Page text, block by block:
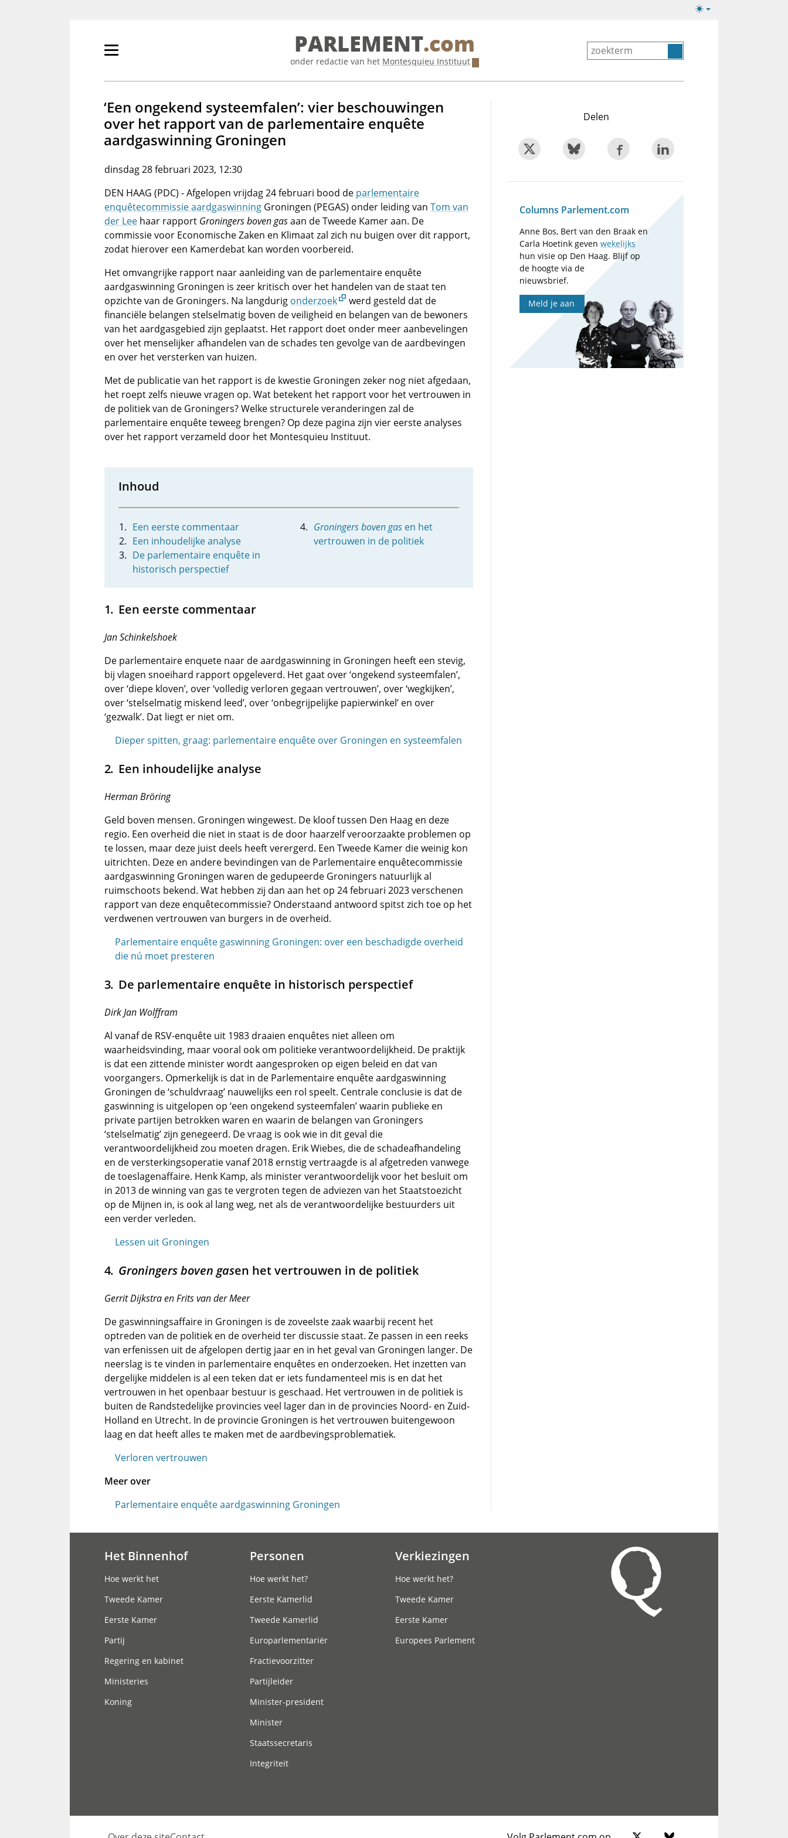
Lichte/donkere
Primair
tonen/verbergen
PARLEMENT.com
onder redactie van het Montesquieu Instituut
‘Een ongekend systeemfalen’: vier beschouwingen
over het rapport van de parlementaire enquête
aardgaswinning Groningen
dinsdag 28 februari 2023, 12:30
DEN HAAG (PDC) - Afgelopen vrijdag 24 februari bood de parlementaire
enquêtecommissie aardgaswinning Groningen (PEGAS) onder leiding van Tom van
der Lee haar rapport Groningers boven gasaan de Tweede Kamer aan. De
commissie voor Economische Zaken en Klimaat zal zich nu buigen over dit rapport,
zodat hierover een Kamerdebat kan worden voorbereid.
Het omvangrijke rapport naar aanleiding van de parlementaire enquête
aardgaswinning Groningen is zeer kritisch over het handelen van de staat ten
opzichte van de Groningers. Na langdurig onderzoek
werd gesteld dat de
financiële belangen stelselmatig boven de veiligheid en belangen van de bewoners
van het aardgasgebied zijn geplaatst. Het rapport doet onder meer aanbevelingen
over het menselijker afhandelen van de schades ten gevolge van de aardbevingen
en over het versterken van huizen.
Met de publicatie van het rapport is de kwestie Groningen zeker nog niet afgedaan,
het roept zelfs nieuwe vragen op. Wat betekent het rapport voor het vertrouwen in
de politiek van de Groningers? Welke structurele veranderingen zal de
parlementaire enquête teweeg brengen? Op deze pagina zijn vier eerste analyses
over het rapport verzameld door het Montesquieu Instituut.
Inhoud
Een eerste commentaar
Een inhoudelijke analyse
De parlementaire enquête in
historisch perspectief
Groningers boven gas en het
vertrouwen in de politiek
Een eerste commentaar
Jan Schinkelshoek
De parlementaire enquete naar de aardgaswinning in Groningen heeft een stevig,
bij vlagen snoeihard rapport opgeleverd. Het gaat over ‘ongekend systeemfalen’,
over ‘diepe kloven’, over ‘volledig verloren gegaan vertrouwen’, over ‘wegkijken’,
over ‘stelselmatig miskend leed’, over ‘onbegrijpelijke papierwinkel’ en over
‘gezwalk’. Dat liegt er niet om.
Dieper spitten, graag: parlementaire enquête over Groningen en systeemfalen
Een inhoudelijke analyse
Herman Bröring
Geld boven mensen. Groningen wingewest. De kloof tussen Den Haag en deze
regio. Een overheid die niet in staat is de door haarzelf veroorzaakte problemen op
te lossen, maar deze juist deels heeft verergerd. Een Tweede Kamer die weinig kon
uitrichten. Deze en andere bevindingen van de Parlementaire enquêtecommissie
aardgaswinning Groningen waren de gedupeerde Groningers natuurlijk al
ruimschoots bekend. Wat hebben zij dan aan het op 24 februari 2023 verschenen
rapport van deze enquêtecommissie? Onderstaand antwoord spitst zich toe op het
verdwenen vertrouwen van burgers in de overheid.
Parlementaire enquête gaswinning Groningen: over een beschadigde overheid
die nú moet presteren
De parlementaire enquête in historisch perspectief
Dirk Jan Wolffram
Al vanaf de RSV-enquête uit 1983 draaien enquêtes niet alleen om
waarheidsvinding, maar vooral ook om politieke verantwoordelijkheid. De praktijk
is dat een zittende minister wordt aangesproken op eigen beleid en dat van
voorgangers. Opmerkelijk is dat in de Parlementaire enquête aardgaswinning
Groningen de ‘schuldvraag’ nauwelijks een rol speelt. Centrale conclusie is dat de
gaswinning is uitgelopen op ‘een ongekend systeemfalen’ waarin publieke en
private partijen betrokken waren en waarin de belangen van Groningers
‘stelselmatig’ zijn genegeerd. De vraag is ook wie in dit geval die
verantwoordelijkheid zou moeten dragen. Erik Wiebes, die de schadeafhandeling
en de versterkingsoperatie vanaf 2018 ernstig vertraagde is al afgetreden vanwege
de toeslagenaffaire. Henk Kamp, als minister verantwoordelijk voor het besluit om
in 2013 de winning van gas te vergroten tegen de adviezen van het Staatstoezicht
op de Mijnen in, is ook al lang weg, net als de verantwoordelijke bestuurders uit
een verder verleden.
Lessen uit Groningen
Groningers boven gasen het vertrouwen in de politiek
Gerrit Dijkstra en Frits van der Meer
De gaswinningsaffaire in Groningen is de zoveelste zaak waarbij recent het
optreden van de politiek en de overheid ter discussie staat. Ze passen in een reeks
van erfenissen uit de afgelopen dertig jaar en in het geval van Groningen langer. De
neerslag is te vinden in parlementaire enquêtes en onderzoeken. Het inzetten van
dergelijke middelen is al een teken dat er iets fundamenteel mis is en dat het
vertrouwen in het openbaar bestuur is geschaad. Het vertrouwen in de politiek is
buiten de Randstedelijke provincies veel lager dan in de provincies Noord- en Zuid-
Holland en Utrecht. In de provincie Groningen is het vertrouwen buitengewoon
laag en dat heeft alles te maken met de aardbevingsproblematiek.
Verloren vertrouwen
Meer over
Parlementaire enquête aardgaswinning Groningen
Delen
Columns Parlement.com
Anne Bos, Bert van den Braak en
Carla Hoetink gevenwekelijks
hun visie op Den Haag. Blijf op
de hoogte via de
nieuwsbrief.
Meld je aan
Het Binnenhof
Hoe werkt het
Tweede Kamer
Eerste Kamer
Partij
Regering en kabinet
Ministeries
Koning
Personen
Hoe werkt het?
Eerste Kamerlid
Tweede Kamerlid
Europarlementariër
Fractievoorzitter
Partijleider
Minister-president
Minister
Staatssecretaris
Integriteit
Verkiezingen
Hoe werkt het?
Tweede Kamer
Eerste Kamer
Europees Parlement